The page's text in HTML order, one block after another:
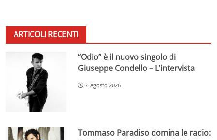
ARTICOLI RECENTI
“Odio” è il nuovo singolo di
Giuseppe Condello – L’intervista
4 Agosto 2026
Tommaso Paradiso domina le radio: